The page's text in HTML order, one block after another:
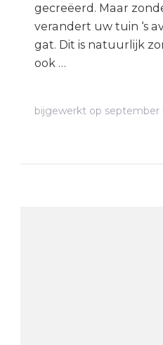
gecreëerd. Maar
verandert uw tuin ‘s
gat. Dit is natuurlijk
ook …
bijgewerkt op september